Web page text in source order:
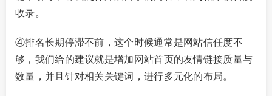
收录。
④排名长期停滞不前，这个时候通常是网站信任度不
够，我们给的建议就是增加网站首页的友情链接质量与
数量，并且针对相关关键词，进行多元化的布局。